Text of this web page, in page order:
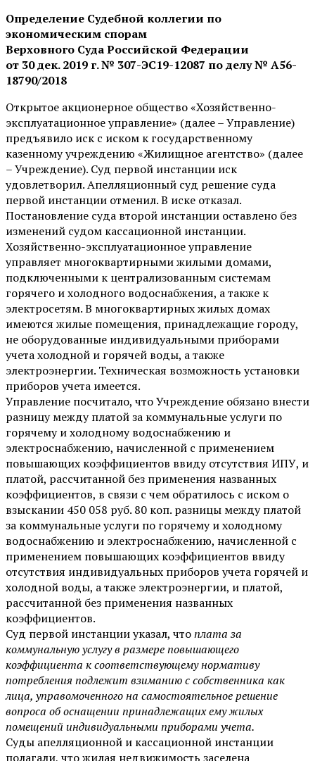
Определение Судебной коллегии по
экономическим спорам
Верховного Суда Российской Федерации
от 30 дек. 2019 г. № 307-ЭС19-12087 по делу № А56-
18790/2018
Открытое акционерное общество «Хозяйственно-
эксплуатационное управление» (далее – Управление)
предъявило иск с иском к государственному
казенному учреждению «Жилищное агентство» (далее
– Учреждение). Суд первой инстанции иск
удовлетворил. Апелляционный суд решение суда
первой инстанции отменил. В иске отказал.
Постановление суда второй инстанции оставлено без
изменений судом кассационной инстанции.
Хозяйственно-эксплуатационное управление
управляет многоквартирными жилыми домами,
подключенными к централизованным системам
горячего и холодного водоснабжения, а также к
электросетям. В многоквартирных жилых домах
имеются жилые помещения, принадлежащие городу,
не оборудованные индивидуальными приборами
учета холодной и горячей воды, а также
электроэнергии. Техническая возможность установки
приборов учета имеется.
Управление посчитало, что Учреждение обязано внести
разницу между платой за коммунальные услуги по
горячему и холодному водоснабжению и
электроснабжению, начисленной с применением
повышающих коэффициентов ввиду отсутствия ИПУ, и
платой, рассчитанной без применения названных
коэффициентов, в связи с чем обратилось с иском о
взыскании 450 058 руб. 80 коп. разницы между платой
за коммунальные услуги по горячему и холодному
водоснабжению и электроснабжению, начисленной с
применением повышающих коэффициентов ввиду
отсутствия индивидуальных приборов учета горячей и
холодной воды, а также электроэнергии, и платой,
рассчитанной без применения названных
коэффициентов.
Суд первой инстанции указал, чтоплата за
коммунальную услугу в размере повышающего
коэффициента к соответствующему нормативу
потребления подлежит взиманию с собственника как
лица, управомоченного на самостоятельное решение
вопроса об оснащении принадлежащих ему жилых
помещений индивидуальными приборами учета.
Суды апелляционной и кассационной инстанции
полагали, что жилая недвижимость заселена